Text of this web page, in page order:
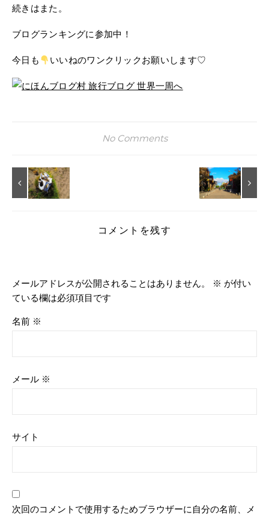
続きはまた。
ブログランキングに参加中！
今日も いいねのワンクリックお願いします♡
No Comments
コメントを残す
メールアドレスが公開されることはありません。 ※ が付い
ている欄は必須項目です
名前 ※
メール ※
サイト
次回のコメントで使用するためブラウザーに自分の名前、メ